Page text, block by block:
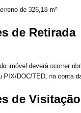
de 326,18 m²
de Retirada
imóvel deverá ocorrer
PIX/DOC/TED, na conta
de Visitação